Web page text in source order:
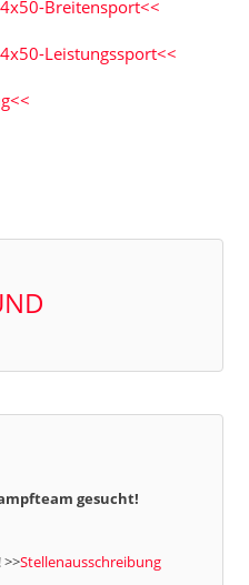
Breitensport<<
Leistungssport<<
gesucht!
! >>Stellenausschreibung